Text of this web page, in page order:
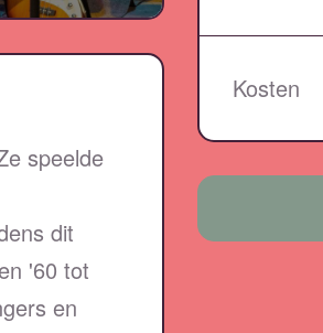
speelde
dit
'60 tot
en
Kosten